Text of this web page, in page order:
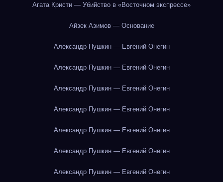
Агата Кристи — Убийство в «Восточном экспрессе»
Айзек Азимов — Основание
Александр Пушкин — Евгений Онегин
Александр Пушкин — Евгений Онегин
Александр Пушкин — Евгений Онегин
Александр Пушкин — Евгений Онегин
Александр Пушкин — Евгений Онегин
Александр Пушкин — Евгений Онегин
Александр Пушкин — Евгений Онегин